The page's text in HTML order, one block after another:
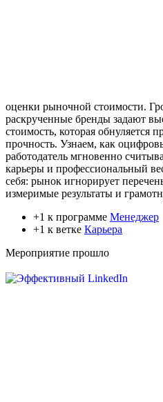
оценки рыночной стоимости.
раскрученные бренды задают
стоимость, которая обнуляется
прочность. Узнаем, как
работодатель мгновенно
карьеры и профессиональный
себя: рынок игнорирует
измеримые результаты и
+1 к программе Менеджер
+1 к ветке Карьера
Мероприятие прошло